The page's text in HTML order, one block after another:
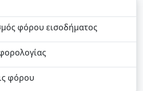
φόρου εισοδήματος
φόρου